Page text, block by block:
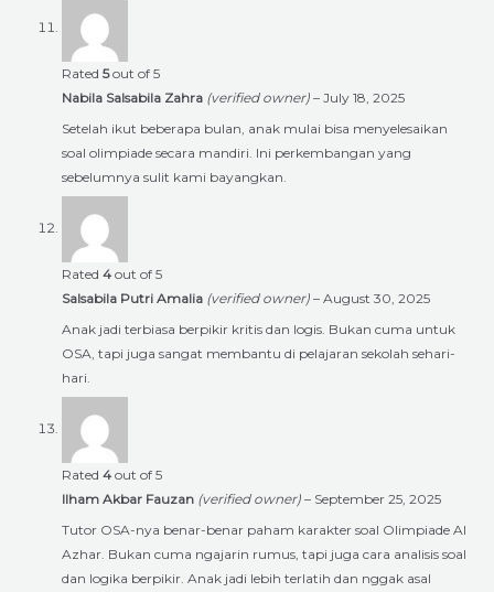
Rated 5out of 5
Nabila Salsabila Zahra (verified owner) – July 18, 2025
Setelah ikut beberapa bulan, anak mulai bisa menyelesaikan
soal olimpiade secara mandiri. Ini perkembangan yang
sebelumnya sulit kami bayangkan.
Rated 4 out of 5
Salsabila Putri Amalia (verified owner) – August 30, 2025
Anak jadi terbiasa berpikir kritis dan logis. Bukan cuma untuk
OSA, tapi juga sangat membantu di pelajaran sekolah sehari-
hari.
Rated 4 out of 5
Ilham Akbar Fauzan (verified owner) – September 25, 2025
Tutor OSA-nya benar-benar paham karakter soal Olimpiade Al
Azhar. Bukan cuma ngajarin rumus, tapi juga cara analisis soal
dan logika berpikir. Anak jadi lebih terlatih dan nggak asal